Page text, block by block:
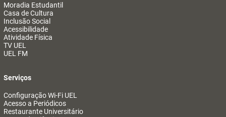
Moradia Estudantil
Casa de Cultura
Inclusão Social
Acessibilidade
Atividade Física
TV UEL
UEL FM
Serviços
Configuração Wi-Fi UEL
Acesso a Periódicos
Restaurante Universitário